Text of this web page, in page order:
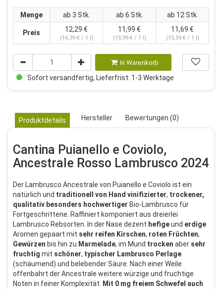
Menge ab 3 Stk. ab 6 Stk. ab 12 Stk.
Preis 12,29 €
(16,39 € / 1 l)
11,99 €
(15,99 € / 1 l)
11,69 €
(15,59 € / 1 l)
In Warenkorb
Sofort versandfertig, Lieferfrist: 1-3 Werktage
Produktdetails Hersteller Bewertungen (0)
Cantina Puianello e Coviolo,
Ancestrale Rosso Lambrusco 2024
Der Lambrusco Ancestrale von Puianello e Coviolo ist ein
natürlich und traditionell von Hand vinifizierter, trockener,
qualitativ besonders hochwertiger Bio-Lambrusco für
Fortgeschrittene. Raffiniert komponiert aus dreierlei
Lambrusco Rebsorten. In der Nase dezent hefigeund erdige
Aromen gepaart mit sehr reifen Kirschen, roten Früchten,
Gewürzen bis hin zu Marmelade, im Mund trocken aber sehr
fruchtig mit schöner, typischer Lambrusco Perlage
(schäumend) und belebender Säure. Nach einer Weile
offenbahrt der Ancestrale weitere würzige und fruchtige
Noten in feiner Komplexität.
Mit 0 mg freiem Schwefel auch